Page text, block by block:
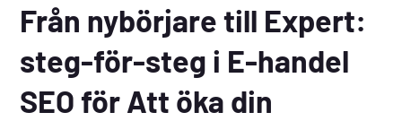
Från nybörjare till Expert:
steg-för-steg i E-handel
SEO för Att öka din